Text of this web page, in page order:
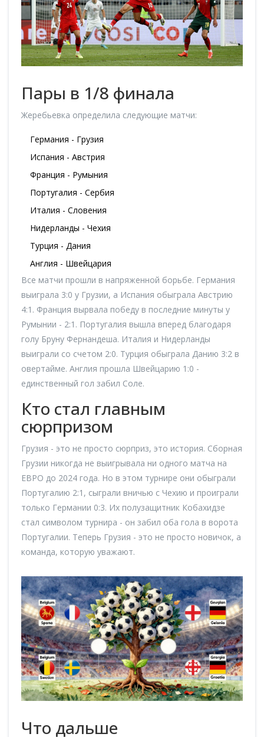
Пары в 1/8 финала
Жеребьевка определила следующие матчи:
Германия - Грузия
Испания - Австрия
Франция - Румыния
Португалия - Сербия
Италия - Словения
Нидерланды - Чехия
Турция - Дания
Англия - Швейцария
Все матчи прошли в напряженной борьбе. Германия
выиграла 3:0 у Грузии, а Испания обыграла Австрию
4:1. Франция вырвала победу в последние минуты у
Румынии - 2:1. Португалия вышла вперед благодаря
голу Бруну Фернандеша. Италия и Нидерланды
выиграли со счетом 2:0. Турция обыграла Данию 3:2 в
овертайме. Англия прошла Швейцарию 1:0 -
единственный гол забил Соле.
Кто стал главным
сюрпризом
Грузия - это не просто сюрприз, это история. Сборная
Грузии никогда не выигрывала ни одного матча на
ЕВРО до 2024 года. Но в этом турнире они обыграли
Португалию 2:1, сыграли вничью с Чехию и проиграли
только Германии 0:3. Их полузащитник Кобахидзе
стал символом турнира - он забил оба гола в ворота
Португалии. Теперь Грузия - это не просто новичок, а
команда, которую уважают.
Что дальше